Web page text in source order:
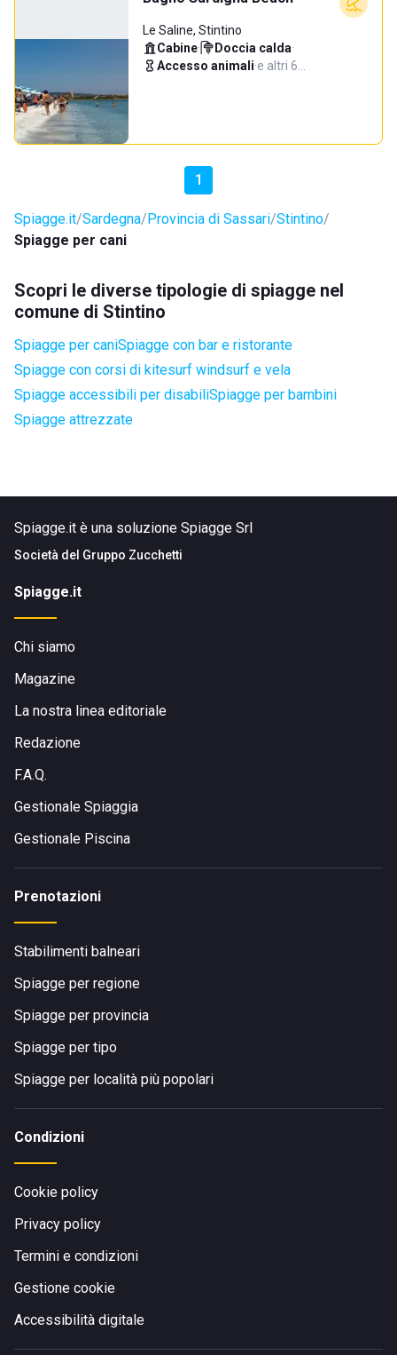
Le Saline, Stintino
Cabine· Doccia calda·
Accesso animali·e altri 6…
1
Spiagge.it Sardegna Provincia di Sassari Stintino
Spiagge per cani
Scopri le diverse tipologie di spiagge nel
comune di Stintino
Spiagge per caniSpiagge con bar e ristorante
Spiagge con corsi di kitesurf windsurf e vela
Spiagge accessibili per disabiliSpiagge per bambini
Spiagge attrezzate
Spiagge.it è una soluzione Spiagge Srl
Società del Gruppo Zucchetti
Spiagge.it
Chi siamo
Magazine
La nostra linea editoriale
Redazione
F.A.Q.
Gestionale Spiaggia
Gestionale Piscina
Prenotazioni
Stabilimenti balneari
Spiagge per regione
Spiagge per provincia
Spiagge per tipo
Spiagge per località più popolari
Condizioni
Cookie policy
Privacy policy
Termini e condizioni
Gestione cookie
Accessibilità digitale